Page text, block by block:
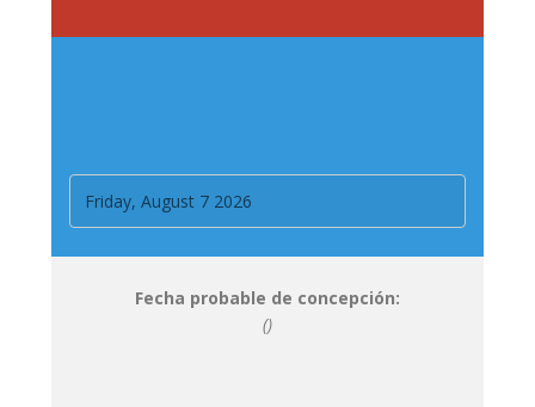
Fecha probable de concepción:
()